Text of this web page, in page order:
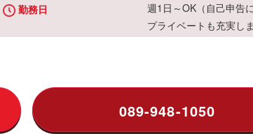
勤務日
週1日～OK（自己申告
プライベートも充実し
089-948-1050